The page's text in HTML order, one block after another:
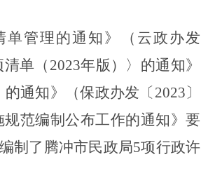
管理的通知》（云政办发
单（ 2023年版）〉的通知》
的通知》（保政办发〔 2023〕
范编制公布工作的通知》要
制了 腾冲市民政局5项行政许